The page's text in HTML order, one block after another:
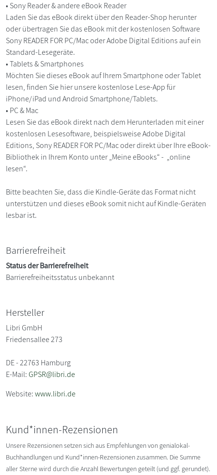
• Sony Reader & andere eBook Reader
Laden Sie das eBook direkt über den Reader-Shop herunter
oder übertragen Sie das eBook mit der kostenlosen Software
Sony READER FOR PC/Mac oder Adobe Digital Editions auf ein
Standard-Lesegeräte.
• Tablets & Smartphones
Möchten Sie dieses eBook auf Ihrem Smartphone oder Tablet
lesen, finden Sie hier unsere kostenlose Lese-App für
iPhone/iPad und Android Smartphone/Tablets.
• PC & Mac
Lesen Sie das eBook direkt nach dem Herunterladen mit einer
kostenlosen Lesesoftware, beispielsweise Adobe Digital
Editions, Sony READER FOR PC/Mac oder direkt über Ihre eBook-
Bibliothek in Ihrem Konto unter „Meine eBooks“ - „online
lesen“.
Bitte beachten Sie, dass die Kindle-Geräte das Format nicht
unterstützen und dieses eBook somit nicht auf Kindle-Geräten
lesbar ist.
Barrierefreiheit
Status der Barrierefreiheit
Barrierefreiheitsstatus unbekannt
Hersteller
Libri GmbH
Friedensallee 273
DE - 22763 Hamburg
E-Mail:GPSR@libri.de
Website:www.libri.de
Kund*innen-Rezensionen
Unsere Rezensionen setzen sich aus Empfehlungen von genialokal-
Buchhandlungen und Kund*innen-Rezensionen zusammen. Die Summe
aller Sterne wird durch die Anzahl Bewertungen geteilt (und ggf. gerundet).